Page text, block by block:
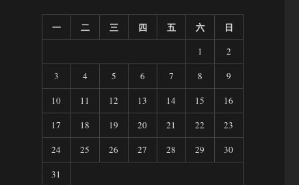
一 二 三 四 五 六 日
1
2
3
4 5 6 7 8
9
10
11 12 13 14 15
16
17
18 19 20 21 22
23
24
25 26 27 28 29
30
31